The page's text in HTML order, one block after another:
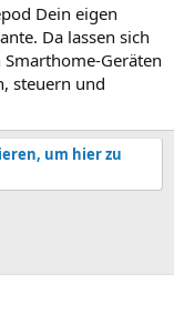
Dein eigen
Da lassen sich
Geräten
steuern und
um hier zu